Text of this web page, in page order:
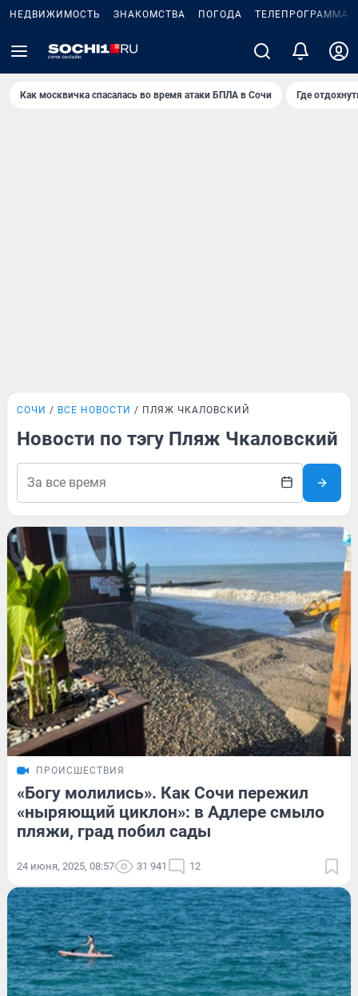
НЕДВИЖИМОСТЬ ЗНАКОМСТВА ПОГОДА ТЕЛЕПРОГРАММА
Как москвичка спасалась во время атаки БПЛА в Сочи Где
СОЧИ ВСЕ НОВОСТИ ПЛЯЖ ЧКАЛОВСКИЙ
Новости по тэгу Пляж Чкаловский
ПРОИСШЕСТВИЯ
«Богу молились». Как Сочи пережил
«ныряющий циклон»: в Адлере смыло
пляжи, град побил сады
24 июня, 2025, 08:57 31 941 12